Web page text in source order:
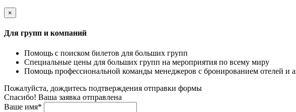
×
Для групп и компаний
Помощь с поиском билетов для больших групп
Специальные цены для больших групп на мероприятия по всему миру
Помощь профессиональной команды менеджеров с бронированием отелей и
Пожалуйста, дождитесь подтверждения отправки формы
Спасибо! Ваша заявка отправлена
Ваше имя*